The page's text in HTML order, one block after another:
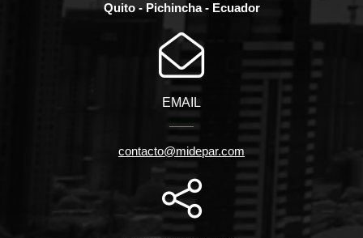
Quito - Pichincha - Ecuador
EMAIL
contacto@midepar.com